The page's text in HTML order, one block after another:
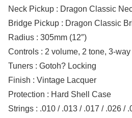
Neck Pickup : Dragon Classic
Bridge Pickup : Dragon Classic
Radius : 305mm (12″)
Controls : 2 volume, 2 tone, 3-
Tuners : Gotoh? Locking
Finish : Vintage Lacquer
Protection : Hard Shell Case
Strings : .010 / .013 / .017 / .026 /